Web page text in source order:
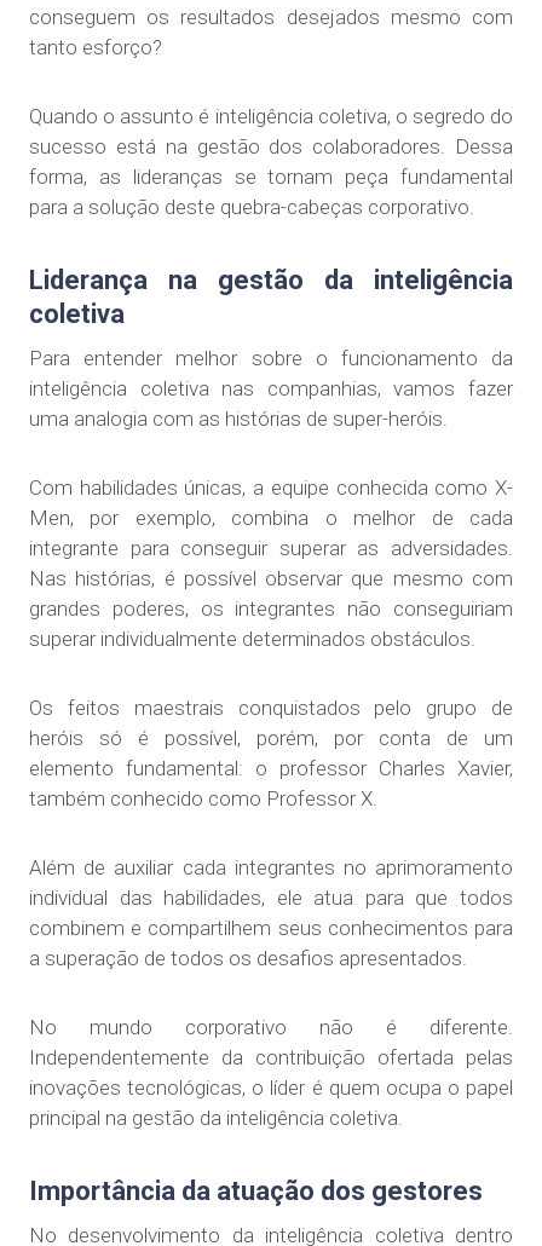
conseguem os resultados desejados mesmo com
tanto esforço?
Quando o assunto é inteligência coletiva, o segredo do
sucesso está na gestão dos colaboradores. Dessa
forma, as lideranças se tornam peça fundamental
para a solução deste quebra-cabeças corporativo.
Liderança na gestão da inteligência
coletiva
Para entender melhor sobre o funcionamento da
inteligência coletiva nas companhias, vamos fazer
uma analogia com as histórias de super-heróis.
Com habilidades únicas, a equipe conhecida como X-
Men, por exemplo, combina o melhor de cada
integrante para conseguir superar as adversidades.
Nas histórias, é possível observar que mesmo com
grandes poderes, os integrantes não conseguiriam
superar individualmente determinados obstáculos.
Os feitos maestrais conquistados pelo grupo de
heróis só é possível, porém, por conta de um
elemento fundamental: o professor Charles Xavier,
também conhecido como Professor X.
Além de auxiliar cada integrantes no aprimoramento
individual das habilidades, ele atua para que todos
combinem e compartilhem seus conhecimentos para
a superação de todos os desafios apresentados.
No mundo corporativo não é diferente.
Independentemente da contribuição ofertada pelas
inovações tecnológicas, o líder é quem ocupa o papel
principal na gestão da inteligência coletiva.
Importância da atuação dos gestores
No desenvolvimento da inteligência coletiva dentro